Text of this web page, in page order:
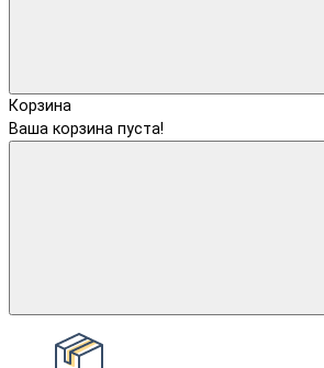
Корзина
Ваша корзина пуста!